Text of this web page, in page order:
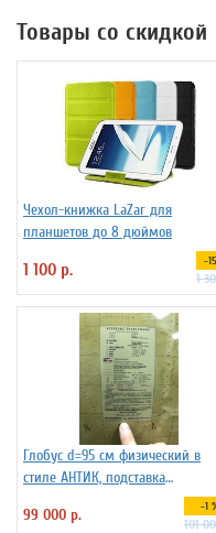
Товары со скидкой
Чехол-книжка LaZar для
планшетов до 8 дюймов
1 100 р. -
1
Глобус d=95 см физический в
стиле АНТИК, подставка
99 000 р. -1
101